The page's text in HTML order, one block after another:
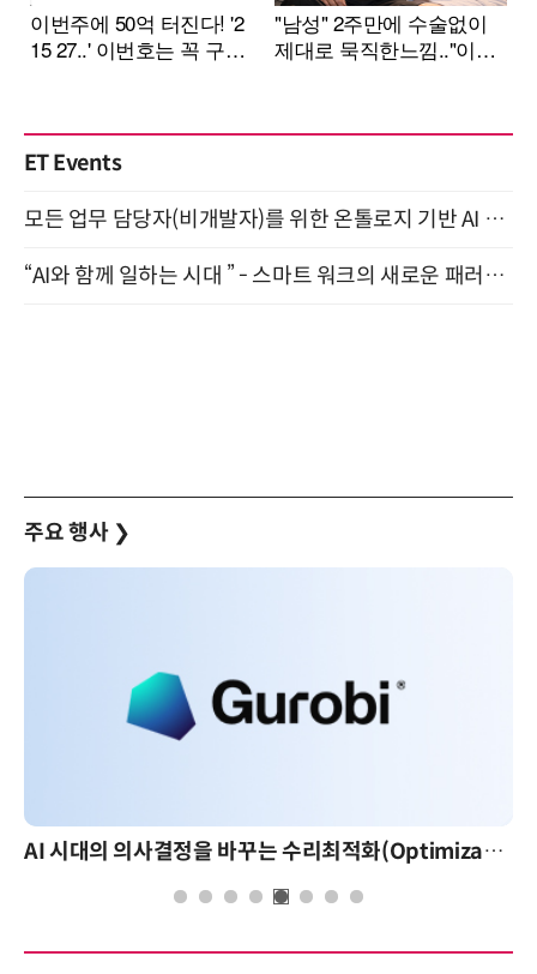
ET Events
모든 업무 담당자(비개발자)를 위한 온톨로지 기반 AI 지식체계 설계 1-day 워크숍 8월 20일 개최
“AI와 함께 일하는 시대 ” - 스마트 워크의 새로운 패러다임 (9/11)
주요 행사 ❯
AI 시대의 의사결정을 바꾸는 수리최적화(Optimization): 실제 산업 적용 사례와 활용 전략